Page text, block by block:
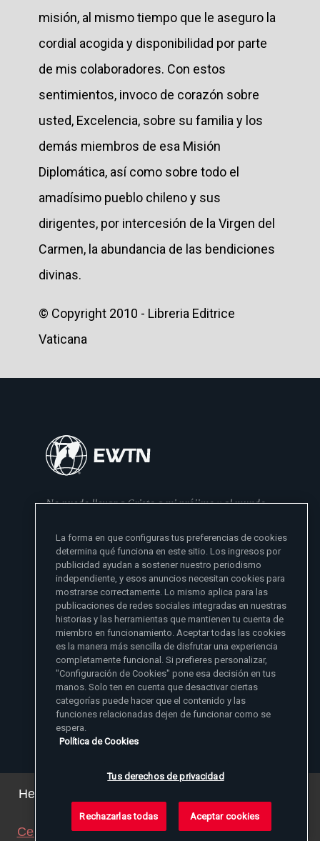
misión, al mismo tiempo que le aseguro la
cordial acogida y disponibilidad por parte
de mis colaboradores. Con estos
sentimientos, invoco de corazón sobre
usted, Excelencia, sobre su familia y los
demás miembros de esa Misión
Diplomática, así como sobre todo el
amadísimo pueblo chileno y sus
dirigentes, por intercesión de la Virgen del
Carmen, la abundancia de las bendiciones
divinas.
© Copyright 2010 - Libreria Editrice
Vaticana
No puedo llevar a Cristo a mi prójimo y al mundo
- Madre Angelica
Sitios de noticias EWTN
Aci Prensa
ChurchPOP
Afiliados
English
España
Polska
Magyar
Más información
Madre Angelica
Sala de Prensa
Contacto
1-800-447-3986
EIN: 63-0801391
© 2026 EWTN Inc. Todos los derechos reservados.
Hemos actualizado nuestra política de privacidad.
Puede ver los detalles
aquí
Cerrar este aviso (ajustaremos su navegador para
La forma en que configuras tus preferencias de cookies
determina qué funciona en este sitio. Los ingresos por
publicidad ayudan a sostener nuestro periodismo
independiente, y esos anuncios necesitan cookies para
mostrarse correctamente. Lo mismo aplica para las
publicaciones de redes sociales integradas en nuestras
historias y las herramientas que mantienen tu cuenta de
miembro en funcionamiento. Aceptar todas las cookies
es la manera más sencilla de disfrutar una experiencia
completamente funcional. Si prefieres personalizar,
"Configuración de Cookies" pone esa decisión en tus
manos. Solo ten en cuenta que desactivar ciertas
categorías puede hacer que el contenido y las
funciones relacionadas dejen de funcionar como se
espera.
Política de Cookies
Tus derechos de privacidad
Rechazarlas todas Aceptar cookies